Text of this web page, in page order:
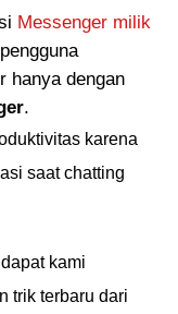
Messenger milik
hanya dengan
.
karena
saat chatting
kami
trik terbaru dari